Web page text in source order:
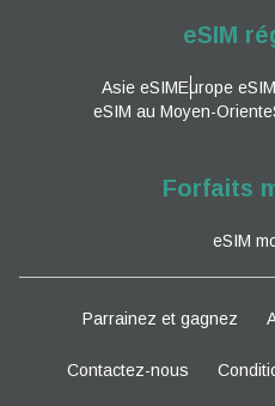
eSIM
Asie eSIMEurope eSIM
eSIM au Moyen-Orient
Forfaits
eSIM
Parrainez et gagnez
Contactez-nous